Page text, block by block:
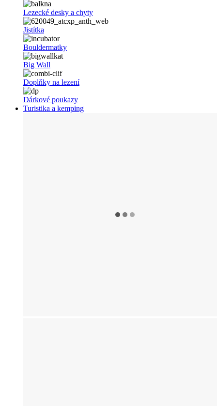
Lezecké desky a chyty
Jistítka
Bouldermatky
Big Wall
Doplňky na lezení
Dárkové poukazy
Turistika a kemping